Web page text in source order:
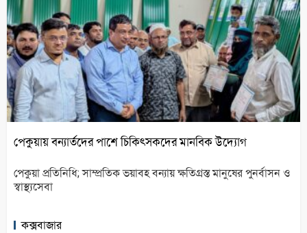
পেকুয়ায় বন্যার্তদের পাশে চিকিৎসকদের মানবিক উদ্যোগ
পেকুয়া প্রতিনিধি; সাম্প্রতিক ভয়াবহ বন্যায় ক্ষতিগ্রস্ত মানুষের পুনর্বাসন ও
স্বাস্থ্যসেবা
কক্সবাজার